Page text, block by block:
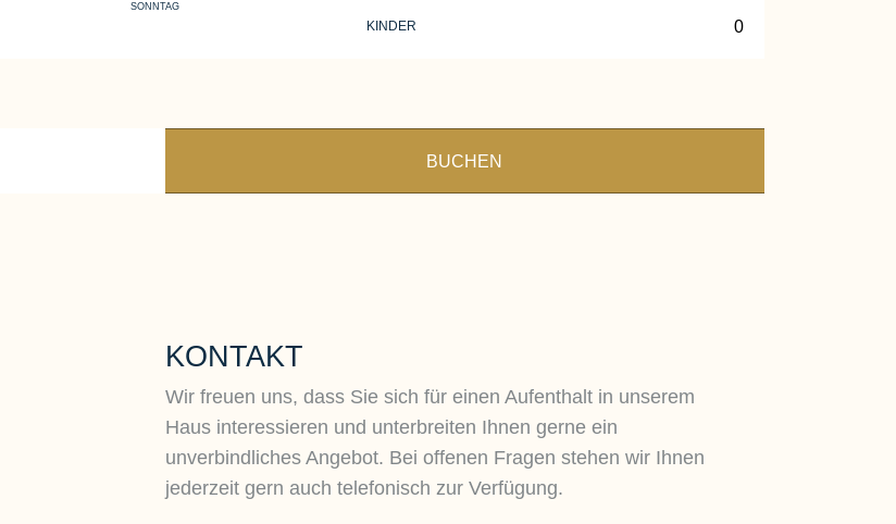
SONNTAG
KINDER
BUCHEN
KONTAKT
Wir freuen uns, dass Sie sich für einen Aufenthalt in unserem
Haus interessieren und unterbreiten Ihnen gerne ein
unverbindliches Angebot. Bei offenen Fragen stehen wir Ihnen
jederzeit gern auch telefonisch zur Verfügung.